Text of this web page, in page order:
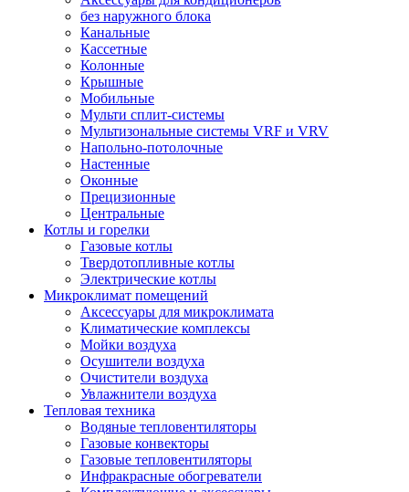
без наружного блока
Канальные
Кассетные
Колонные
Крышные
Мобильные
Мульти сплит-системы
Мультизональные системы VRF и VRV
Напольно-потолочные
Настенные
Оконные
Прецизионные
Центральные
Котлы и горелки
Газовые котлы
Твердотопливные котлы
Электрические котлы
Микроклимат помещений
Аксессуары для микроклимата
Климатические комплексы
Мойки воздуха
Осушители воздуха
Очистители воздуха
Увлажнители воздуха
Тепловая техника
Водяные тепловентиляторы
Газовые конвекторы
Газовые тепловентиляторы
Инфракрасные обогреватели